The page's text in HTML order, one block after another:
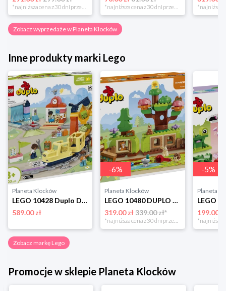
*najniższa cena z 30 dni przed obniżką *najniższa cena z 30 dni przed obniżką
Zobacz wyprzedaże w Planeta Klocków
Inne produkty marki Lego
Planeta Klocków
LEGO 10428 Duplo Duży interaktywny pociąg miejski Lego
589.00 zł
-6%
Planeta Klocków
LEGO 10480 DUPLO Las odkrywców z dzikimi zwierzętami Lego
319.00 zł 339.00 zł*
-5%
Planeta
199.00 zł
Zobacz markę Lego
Promocje w sklepie Planeta Klocków